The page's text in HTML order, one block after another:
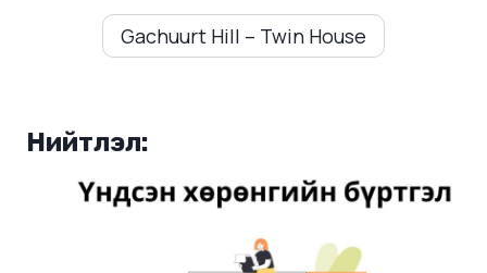
Gachuurt Hill – Twin House
Нийтлэл: